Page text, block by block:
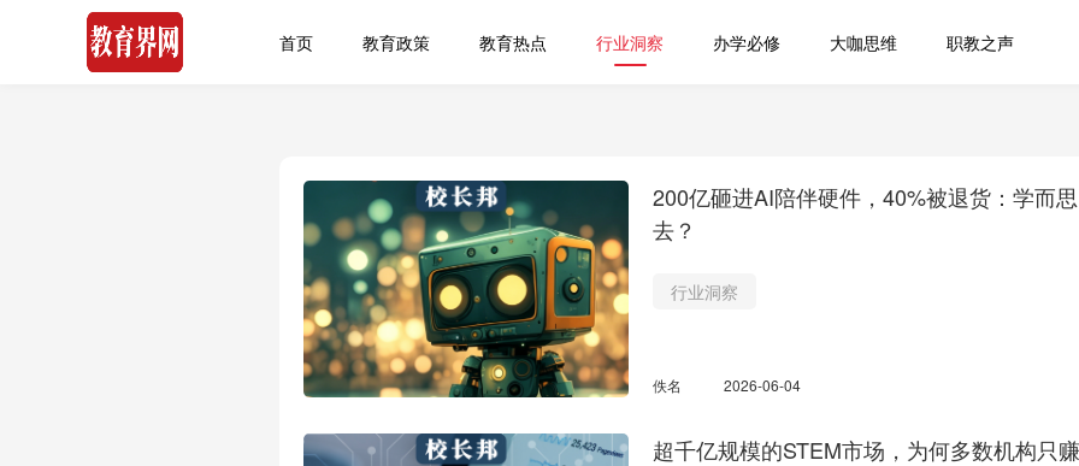
首页 教育政策 教育热点 行业洞察 办学必修 大咖思维 职教之声
200亿砸进AI陪伴硬件，40%被退货：学而
去？
行业洞察
佚名 2026-06-04
超千亿规模的STEM市场，为何多数机构只